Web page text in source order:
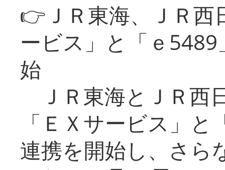
👉ＪＲ東海、ＪＲ
ービス」と「ｅ
始
ＪＲ東海とＪＲ西
「ＥＸサービス」
連携を開始し、さら